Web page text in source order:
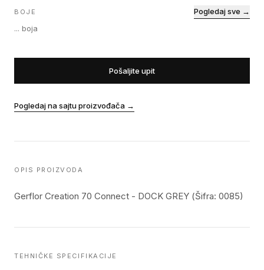
BOJE
... boja
Pogledaj sve →
Pošaljite upit
Pogledaj na sajtu proizvođača →
OPIS PROIZVODA
Gerflor Creation 70 Connect - DOCK GREY (Šifra: 0085)
TEHNIČKE SPECIFIKACIJE